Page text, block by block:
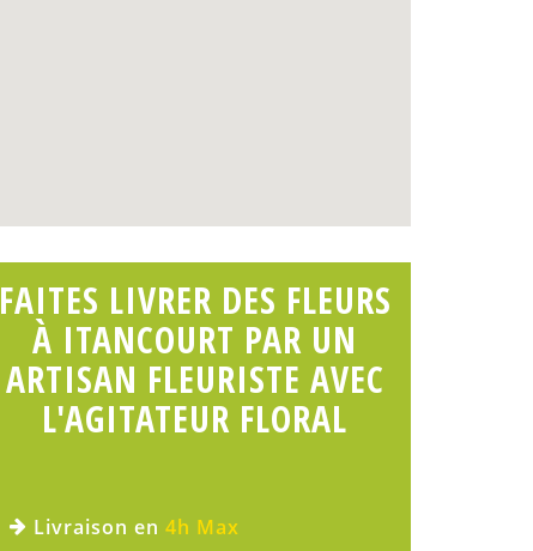
FAITES LIVRER DES FLEURS
À ITANCOURT PAR UN
ARTISAN FLEURISTE AVEC
L'AGITATEUR FLORAL
Livraison en 4h Max